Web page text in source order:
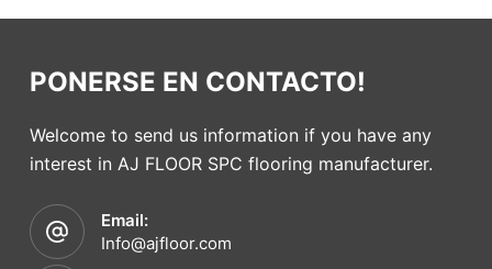
PONERSE EN CONTACTO!
Welcome to send us information if you have any
interest in AJ FLOOR SPC flooring manufacturer.
Email:
Info@ajfloor.com